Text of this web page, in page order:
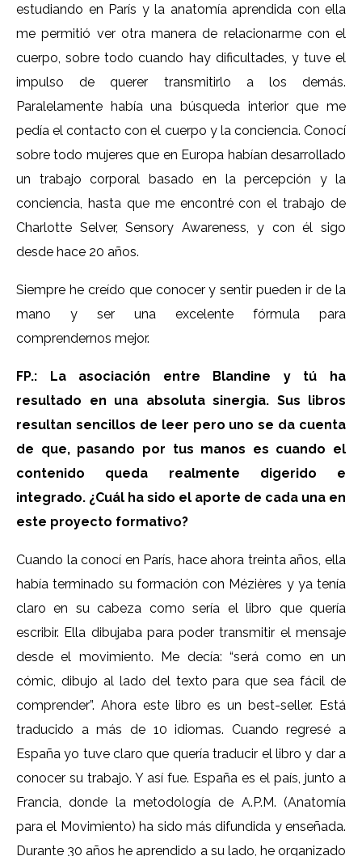
estudiando en París y la anatomía aprendida con ella
me permitió ver otra manera de relacionarme con el
cuerpo, sobre todo cuando hay dificultades, y tuve el
impulso de querer transmitirlo a los demás.
Paralelamente había una búsqueda interior que me
pedía el contacto con el cuerpo y la conciencia. Conocí
sobre todo mujeres que en Europa habían desarrollado
un trabajo corporal basado en la percepción y la
conciencia, hasta que me encontré con el trabajo de
Charlotte Selver, Sensory Awareness, y con él sigo
desde hace 20 años.
Siempre he creído que conocer y sentir pueden ir de la
mano y ser una excelente fórmula para
comprendernos mejor.
FP.: La asociación entre Blandine y tú ha
resultado en una absoluta sinergia. Sus libros
resultan sencillos de leer pero uno se da cuenta
de que, pasando por tus manos es cuando el
contenido queda realmente digerido e
integrado. ¿Cuál ha sido el aporte de cada una en
este proyecto formativo?
Cuando la conocí en París, hace ahora treinta años, ella
había terminado su formación con Mézières y ya tenía
claro en su cabeza como sería el libro que quería
escribir. Ella dibujaba para poder transmitir el mensaje
desde el movimiento. Me decía: “será como en un
cómic, dibujo al lado del texto para que sea fácil de
comprender”. Ahora este libro es un best-seller. Está
traducido a más de 10 idiomas. Cuando regresé a
España yo tuve claro que quería traducir el libro y dar a
conocer su trabajo. Y así fue. España es el país, junto a
Francia, donde la metodología de A.P.M. (Anatomía
para el Movimiento) ha sido más difundida y enseñada.
Durante 30 años he aprendido a su lado, he organizado